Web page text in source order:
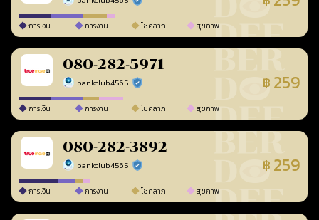
ร้านยืนยันแล้ว
การเงิน การงาน โชคลาภ สุขภาพ
080-282-5971
bankclub4565 ร้านยืนยันแล้ว ฿ 259
การเงิน การงาน โชคลาภ สุขภาพ
080-282-3892
bankclub4565 ร้านยืนยันแล้ว ฿ 259
การเงิน การงาน โชคลาภ สุขภาพ